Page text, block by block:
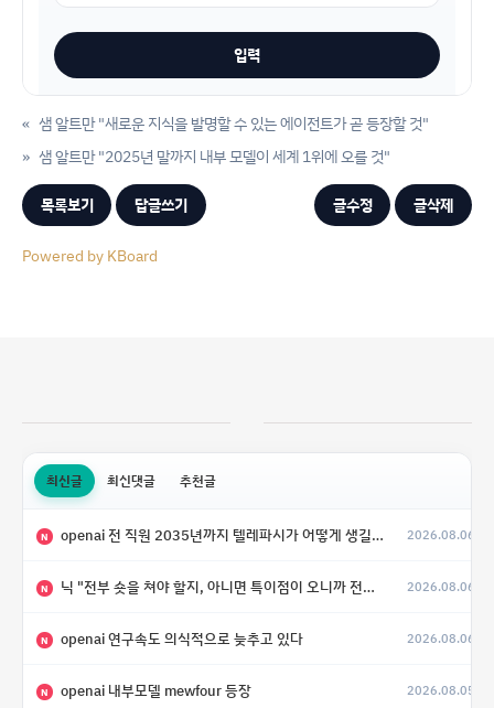
« 샘 알트만 "새로운 지식을 발명할 수 있는 에이전트가 곧 등장할 것"
샘 알트만 "2025년 말까지 내부 모델이 세계 1위에 오를 것"
»
목록보기 답글쓰기 글수정 글삭제
Powered by KBoard
최신글 최신댓글 추천글
N openai 전 직원 2035년까지 텔레파시가 어떻게 생길 수 있는지 2026.08.06
N 닉 "전부 숏을 쳐야 할지, 아니면 특이점이 오니까 전부 롱을 쳐야 할지 모르겠다.” 2026.08.06
N openai 연구속도 의식적으로 늦추고 있다 2026.08.06
N openai 내부모델 mewfour 등장 2026.08.05